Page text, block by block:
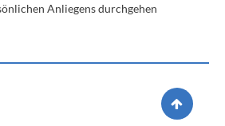
Anliegens durchgehen